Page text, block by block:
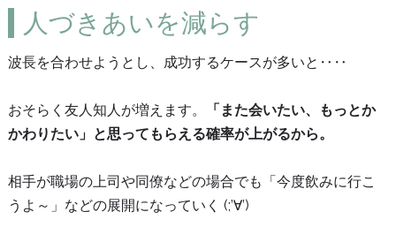
人づきあいを減らす
波長を合わせようとし、成功するケースが多いと‥‥
おそらく友人知人が増えます。
「また会いたい、もっとか
かわりたい」と思ってもらえる確率が上がるから。
相手が職場の上司や同僚などの場合でも「今度飲みに行こ
うよ～」などの展開になっていく (;’∀’)